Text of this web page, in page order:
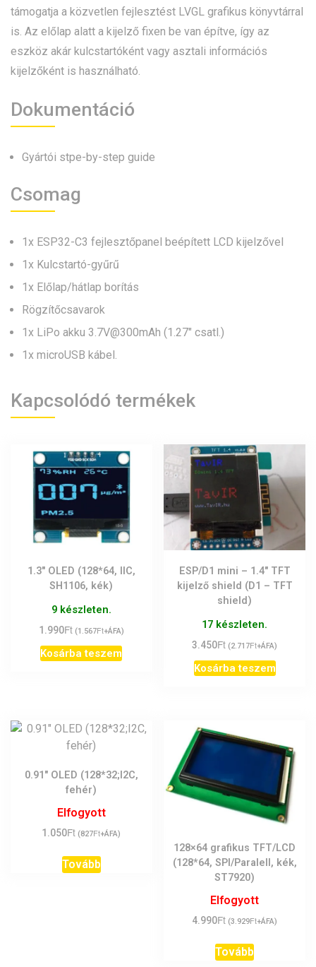
támogatja a közvetlen fejlesztést LVGL grafikus könyvtárral
is. Az előlap alatt a kijelző fixen be van építve, így az
eszköz akár kulcstartóként vagy asztali információs
kijelzőként is használható.
Dokumentáció
Gyártói stpe-by-step guide
Csomag
1x ESP32-C3 fejlesztőpanel beépített LCD kijelzővel
1x Kulcstartó-gyűrű
1x Előlap/hátlap borítás
Rögzítőcsavarok
1x LiPo akku 3.7V@300mAh (1.27″ csatl.)
1x microUSB kábel.
Kapcsolódó termékek
1.3″ OLED (128*64, IIC,
SH1106, kék)
9 készleten.
1.990Ft (1.567Ft+ÁFA)
Kosárba teszem
ESP/D1 mini – 1.4″ TFT
kijelző shield (D1 – TFT
shield)
17 készleten.
3.450Ft (2.717Ft+ÁFA)
Kosárba teszem
0.91″ OLED (128*32;I2C,
fehér)
Elfogyott
1.050Ft (827Ft+ÁFA)
Tovább
128×64 grafikus TFT/LCD
(128*64, SPI/Paralell, kék,
ST7920)
Elfogyott
4.990Ft (3.929Ft+ÁFA)
Tovább